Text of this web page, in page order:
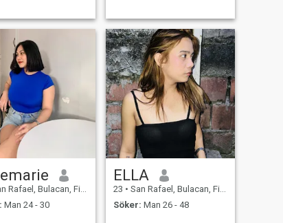
Rafael, Bulacan, Filippinerna
Man 24 - 30
ELLA
23 • San Rafael, Bulacan, Filippinerna
Söker: Man 26 - 48